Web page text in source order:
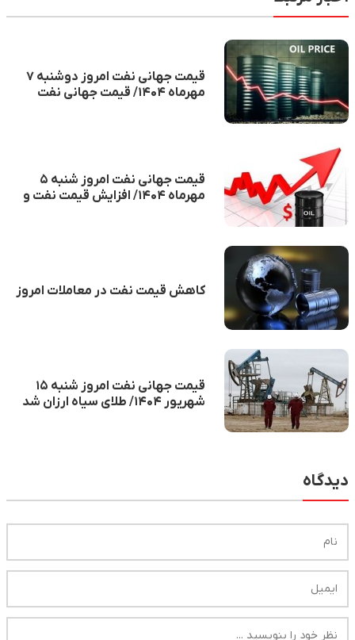
قیمت جهانی نفت امروز دوشنبه ۷
مهرماه ۱۴۰۴/ قیمت جهانی نفت
قیمت جهانی نفت امروز شنبه ۵
مهرماه ۱۴۰۴/ افزایش قیمت نفت و
کاهش قیمت نفت در معاملات امروز
قیمت جهانی نفت امروز شنبه ۱۵
شهریور ۱۴۰۴/ طلای سیاه ارزان شد
دیدگاه